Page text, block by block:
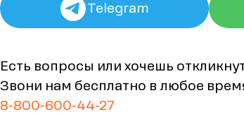
Telegram
Есть вопросы или хочешь
Звони нам бесплатно в любое
8-800-600-44-27